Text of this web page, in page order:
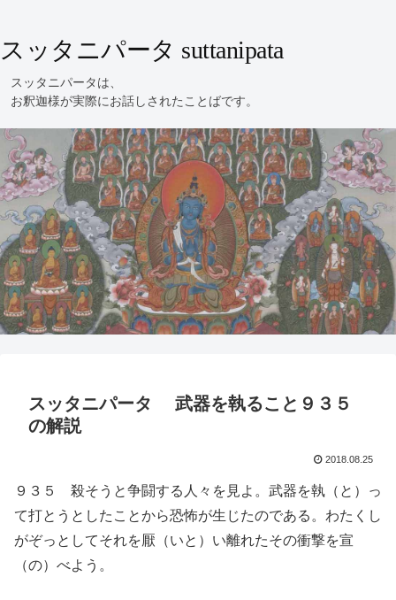
スッタニパータ suttanipata
スッタニパータ 武器を執ること９３５
の解説
2018.08.25
９３５ 殺そうと争闘する人々を見よ。武器を執（と）っ
て打とうとしたことから恐怖が生じたのである。わたくし
がぞっとしてそれを厭（いと）い離れたその衝撃を宣
（の）べよう。